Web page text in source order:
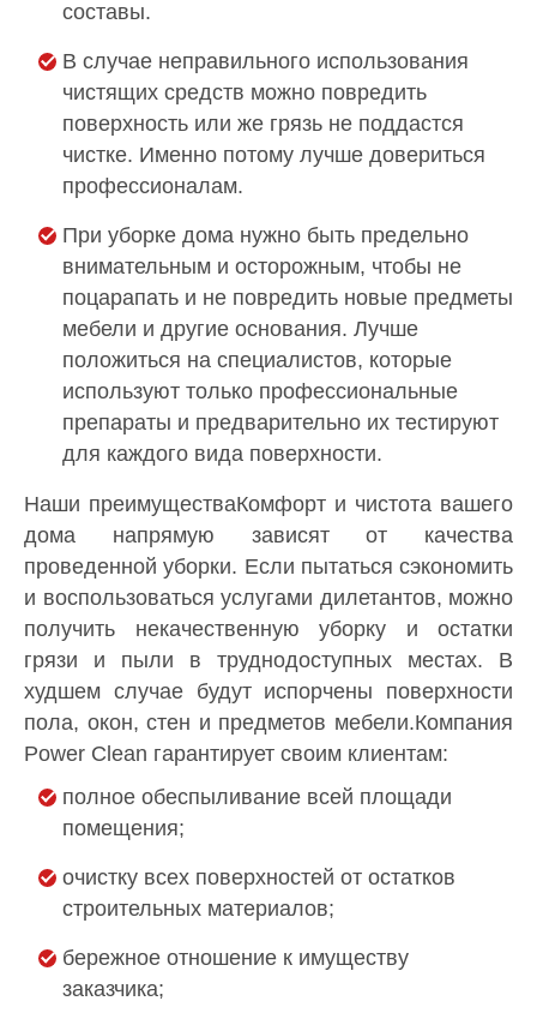
составы.
В случае неправильного использования
чистящих средств можно повредить
поверхность или же грязь не поддастся
чистке. Именно потому лучше довериться
профессионалам.
При уборке дома нужно быть предельно
внимательным и осторожным, чтобы не
поцарапать и не повредить новые предметы
мебели и другие основания. Лучше
положиться на специалистов, которые
используют только профессиональные
препараты и предварительно их тестируют
для каждого вида поверхности.
Наши преимуществаКомфорт и чистота вашего
дома напрямую зависят от качества
проведенной уборки. Если пытаться сэкономить
и воспользоваться услугами дилетантов, можно
получить некачественную уборку и остатки
грязи и пыли в труднодоступных местах. В
худшем случае будут испорчены поверхности
пола, окон, стен и предметов мебели.Компания
Power Clean гарантирует своим клиентам:
полное обеспыливание всей площади
помещения;
очистку всех поверхностей от остатков
строительных материалов;
бережное отношение к имуществу
заказчика;